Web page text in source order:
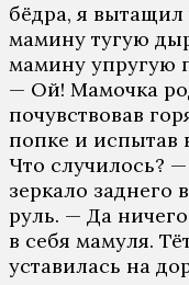
бёдра, я вытащил
мамину тугую
мамину упругую
— Ой! Мамочка
почувствовав
попке и
Что случилось?
зеркало заднего
руль. — Да
в себя мамуля.
уставилась на